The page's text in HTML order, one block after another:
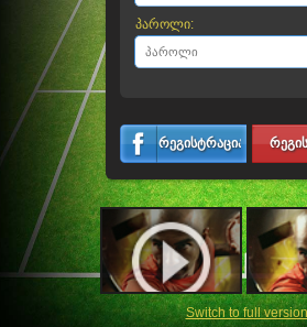
პაროლი:
რეგისტრაცია
Switch to full version